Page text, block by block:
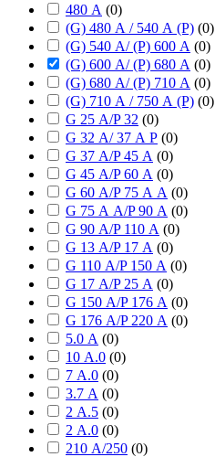
480 А (0)
(G) 480 А / 540 А (P) (0)
(G) 540 А/ (P) 600 А (0)
(G) 600 А/ (P) 680 А (0)
(G) 680 А/ (P) 710 А (0)
(G) 710 А / 750 А (P) (0)
G 25 А/P 32 (0)
G 32 А/ 37 А P (0)
G 37 А/P 45 А (0)
G 45 А/P 60 А (0)
G 60 А/P 75 А А (0)
G 75 А А/P 90 А (0)
G 90 А/P 110 А (0)
G 13 А/P 17 А (0)
G 110 А/P 150 А (0)
G 17 А/P 25 А (0)
G 150 А/P 176 А (0)
G 176 А/P 220 А (0)
5.0 А (0)
10 А.0 (0)
7 А.0 (0)
3.7 А (0)
2 А.5 (0)
2 А.0 (0)
210 А/250 (0)